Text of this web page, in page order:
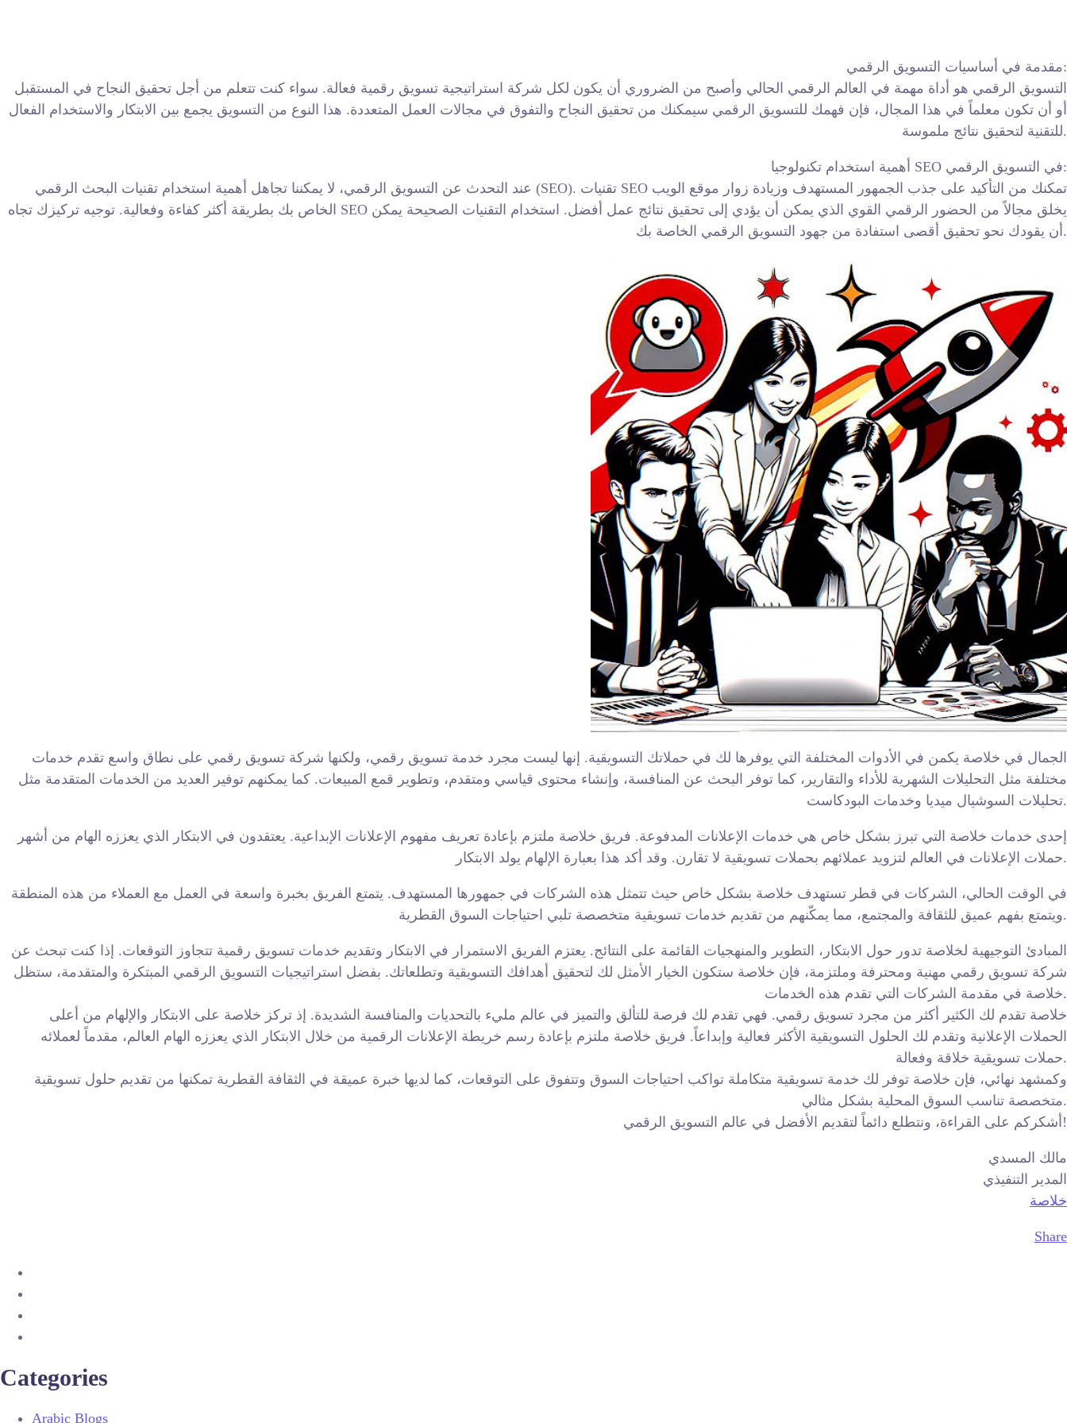
مقدمة في أساسيات التسويق الرقمي:
التسويق الرقمي هو أداة مهمة في العالم الرقمي الحالي وأصبح من الضروري أن يكون لكل شركة استراتيجية تسويق رقمية فعالة. سواء كنت تتعلم من أجل تحقيق النجاح في المستقبل
أو أن تكون معلماً في هذا المجال، فإن فهمك للتسويق الرقمي سيمكنك من تحقيق النجاح والتفوق في مجالات العمل المتعددة. هذا النوع من التسويق يجمع بين الابتكار والاستخدام الفعال
للتقنية لتحقيق نتائج ملموسة.
أهمية استخدام تكنولوجيا SEO في التسويق الرقمي:
عند التحدث عن التسويق الرقمي، لا يمكننا تجاهل أهمية استخدام تقنيات البحث الرقمي (SEO). تقنيات SEO تمكنك من التأكيد على جذب الجمهور المستهدف وزيادة زوار موقع الويب
الخاص بك بطريقة أكثر كفاءة وفعالية. توجيه تركيزك تجاه SEO يخلق مجالاً من الحضور الرقمي القوي الذي يمكن أن يؤدي إلى تحقيق نتائج عمل أفضل. استخدام التقنيات الصحيحة يمكن
أن يقودك نحو تحقيق أقصى استفادة من جهود التسويق الرقمي الخاصة بك.
الجمال في خلاصة يكمن في الأدوات المختلفة التي يوفرها لك في حملاتك التسويقية. إنها ليست مجرد خدمة تسويق رقمي، ولكنها شركة تسويق رقمي على نطاق واسع تقدم خدمات
مختلفة مثل التحليلات الشهرية للأداء والتقارير، كما توفر البحث عن المنافسة، وإنشاء محتوى قياسي ومتقدم، وتطوير قمع المبيعات. كما يمكنهم توفير العديد من الخدمات المتقدمة مثل
تحليلات السوشيال ميديا وخدمات البودكاست.
إحدى خدمات خلاصة التي تبرز بشكل خاص هي خدمات الإعلانات المدفوعة. فريق خلاصة ملتزم بإعادة تعريف مفهوم الإعلانات الإبداعية. يعتقدون في الابتكار الذي يعززه الهام من أشهر
حملات الإعلانات في العالم لتزويد عملائهم بحملات تسويقية لا تقارن. وقد أكد هذا بعبارة الإلهام يولد الابتكار.
في الوقت الحالي، الشركات في قطر تستهدف خلاصة بشكل خاص حيث تتمثل هذه الشركات في جمهورها المستهدف. يتمتع الفريق بخبرة واسعة في العمل مع العملاء من هذه المنطقة
ويتمتع بفهم عميق للثقافة والمجتمع، مما يمكّنهم من تقديم خدمات تسويقية متخصصة تلبي احتياجات السوق القطرية.
المبادئ التوجيهية لخلاصة تدور حول الابتكار، التطوير والمنهجيات القائمة على النتائج. يعتزم الفريق الاستمرار في الابتكار وتقديم خدمات تسويق رقمية تتجاوز التوقعات. إذا كنت تبحث عن
شركة تسويق رقمي مهنية ومحترفة وملتزمة، فإن خلاصة ستكون الخيار الأمثل لك لتحقيق أهدافك التسويقية وتطلعاتك. بفضل استراتيجيات التسويق الرقمي المبتكرة والمتقدمة، ستظل
خلاصة في مقدمة الشركات التي تقدم هذه الخدمات.
خلاصة تقدم لك الكثير أكثر من مجرد تسويق رقمي. فهي تقدم لك فرصة للتألق والتميز في عالم مليء بالتحديات والمنافسة الشديدة. إذ تركز خلاصة على الابتكار والإلهام من أعلى
الحملات الإعلانية وتقدم لك الحلول التسويقية الأكثر فعالية وإبداعاً. فريق خلاصة ملتزم بإعادة رسم خريطة الإعلانات الرقمية من خلال الابتكار الذي يعززه الهام العالم، مقدماً لعملائه
حملات تسويقية خلاقة وفعالة.
وكمشهد نهائي، فإن خلاصة توفر لك خدمة تسويقية متكاملة تواكب احتياجات السوق وتتفوق على التوقعات، كما لديها خبرة عميقة في الثقافة القطرية تمكنها من تقديم حلول تسويقية
متخصصة تناسب السوق المحلية بشكل مثالي.
أشكركم على القراءة، ونتطلع دائماً لتقديم الأفضل في عالم التسويق الرقمي!
مالك المسدي
المدير التنفيذي
خلاصة
Share
Categories
Arabic Blogs